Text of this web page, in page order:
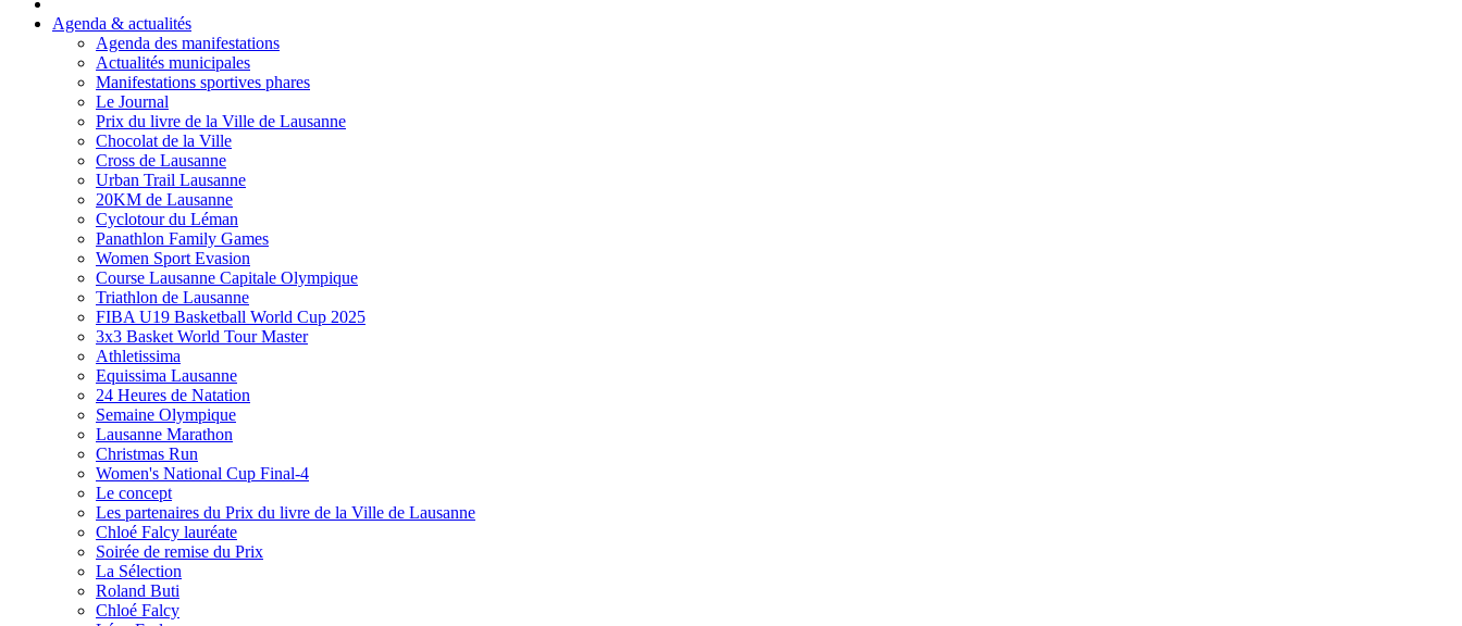
Agenda & actualités
Agenda des manifestations
Actualités municipales
Manifestations sportives phares
Le Journal
Prix du livre de la Ville de Lausanne
Chocolat de la Ville
Cross de Lausanne
Urban Trail Lausanne
20KM de Lausanne
Cyclotour du Léman
Panathlon Family Games
Women Sport Evasion
Course Lausanne Capitale Olympique
Triathlon de Lausanne
FIBA U19 Basketball World Cup 2025
3x3 Basket World Tour Master
Athletissima
Equissima Lausanne
24 Heures de Natation
Semaine Olympique
Lausanne Marathon
Christmas Run
Women's National Cup Final-4
Le concept
Les partenaires du Prix du livre de la Ville de Lausanne
Chloé Falcy lauréate
Soirée de remise du Prix
La Sélection
Roland Buti
Chloé Falcy